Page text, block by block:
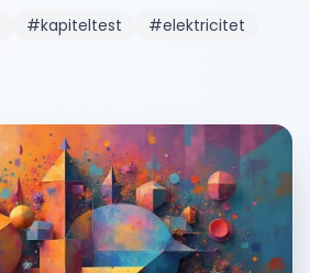
#kapiteltest #elektricitet